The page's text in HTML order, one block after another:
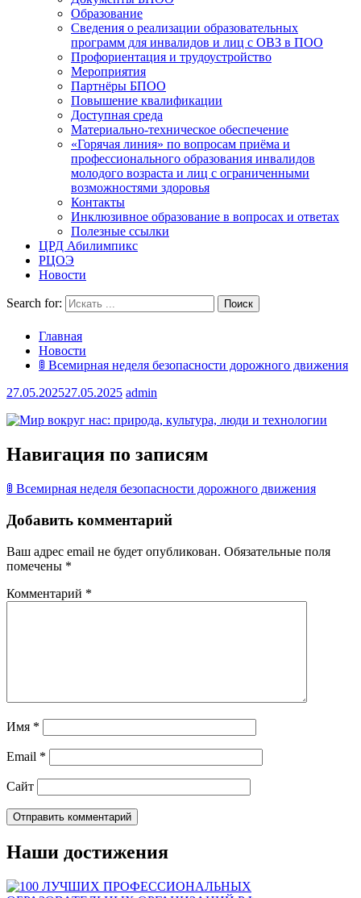
Образование
Сведения о реализации образовательных
программ для инвалидов и лиц с ОВЗ в ПОО
Профориентация и трудоустройство
Мероприятия
Партнёры БПОО
Повышение квалификации
Доступная среда
Материально-техническое обеспечение
«Горячая линия» по вопросам приёма и
профессионального образования инвалидов
молодого возраста и лиц с ограниченными
возможностями здоровья
Контакты
Инклюзивное образование в вопросах и ответах
Полезные ссылки
ЦРД Абилимпикс
РЦОЭ
Новости
Search for:
Главная
Новости
🚦 Всемирная неделя безопасности дорожного движения
27.05.202527.05.2025 admin
Навигация по записям
🚦 Всемирная неделя безопасности дорожного движения
Добавить комментарий
Ваш адрес email не будет опубликован. Обязательные поля
помечены *
Комментарий *
Имя *
Email *
Сайт
Наши достижения